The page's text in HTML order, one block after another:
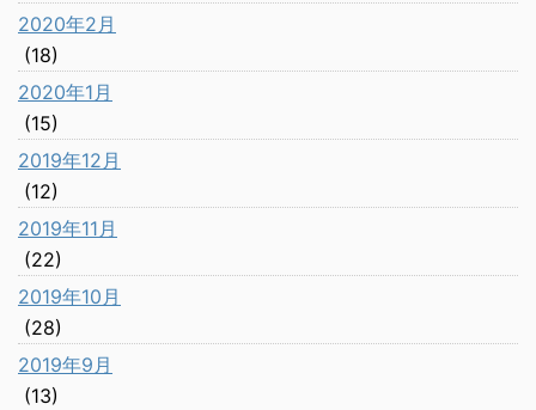
2020年2月
(18)
2020年1月
(15)
2019年12月
(12)
2019年11月
(22)
2019年10月
(28)
2019年9月
(13)